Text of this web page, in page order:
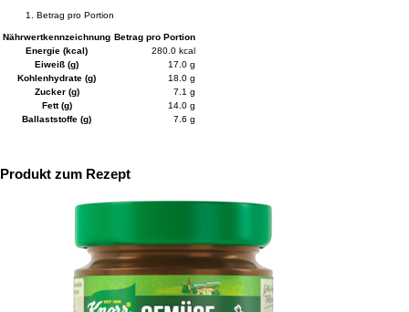
Betrag pro Portion
Nährwertkennzeichnung Betrag pro Portion
Energie (kcal)
280.0 kcal
Eiweiß (g)
17.0 g
Kohlenhydrate (g)
18.0 g
Zucker (g)
7.1 g
Fett (g)
14.0 g
Ballaststoffe (g)
7.6 g
Produkt zum Rezept